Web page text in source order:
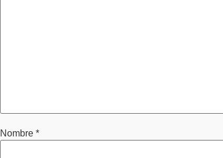
Nombre *